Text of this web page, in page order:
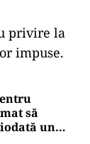
privire la
impuse.
să
un